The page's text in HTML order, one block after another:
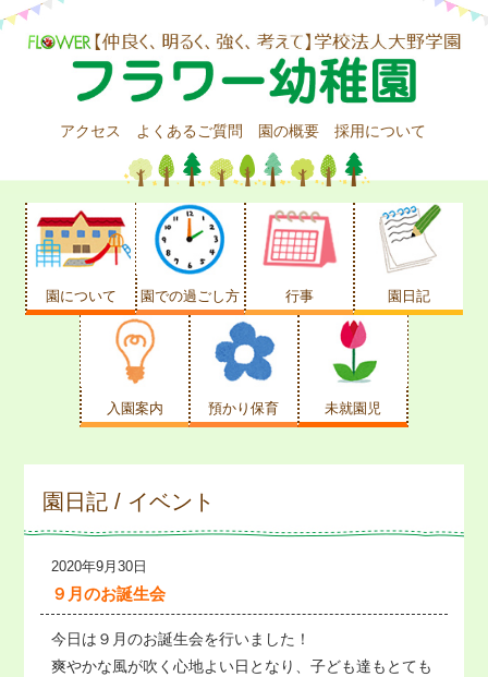
アクセス よくあるご質問 園の概要 採用について
園について 園での過ごし方 行事 園日記
入園案内 預かり保育 未就園児
園日記 / イベント
2020年9月30日
９月のお誕生会
今日は９月のお誕生会を行いました！
爽やかな風が吹く心地よい日となり、子ども達もとても